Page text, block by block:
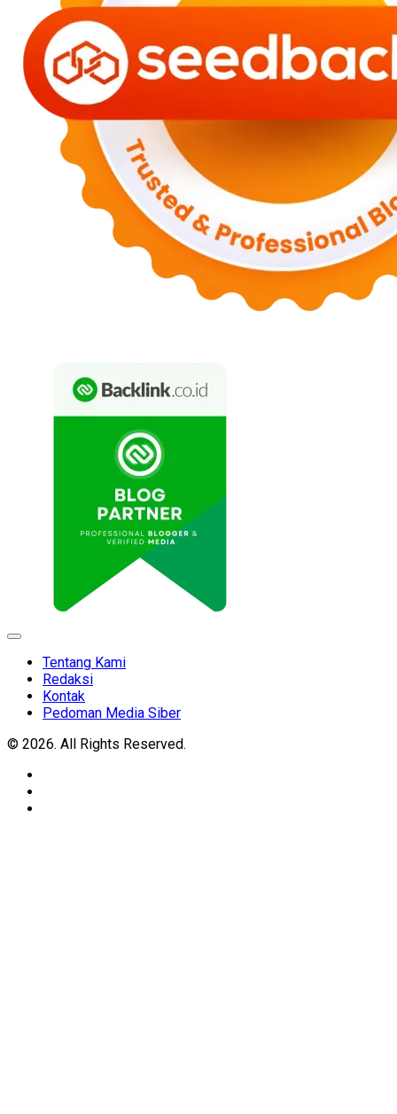
Expand
Tentang Kami
Redaksi
Kontak
Pedoman Media Siber
© 2026. All Rights Reserved.